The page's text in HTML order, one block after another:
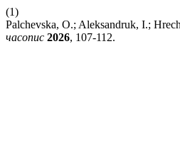
(1)
Palchevska, O.; Aleksandruk,
часопис 2026, 107-112.